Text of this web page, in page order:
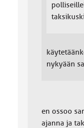
nykyään
en ossoo
ajanna ja